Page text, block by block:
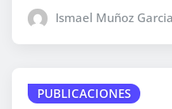
Ismael Muñoz Garcia
PUBLICACIONES